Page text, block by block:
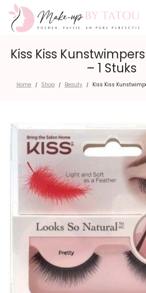
Kiss Kiss
– 1 Stuks
Home / Shop / Beauty / Kiss Kiss